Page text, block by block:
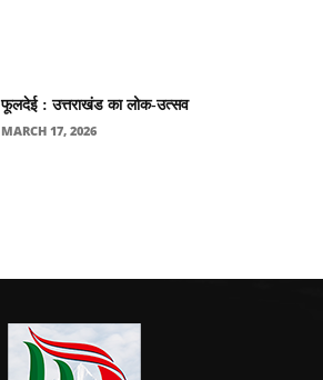
फूलदेई : उत्तराखंड का लोक-उत्सव
MARCH 17, 2026